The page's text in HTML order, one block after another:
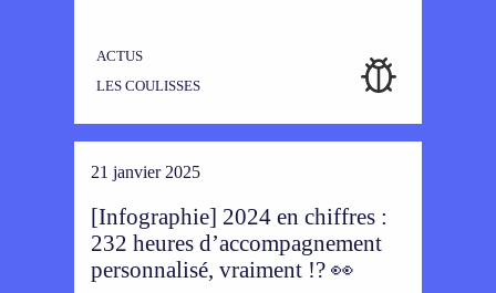
ACTUS
LES COULISSES
21 janvier 2025
[Infographie] 2024 en chiffres :
232 heures d’accompagnement
personnalisé, vraiment !? 👀